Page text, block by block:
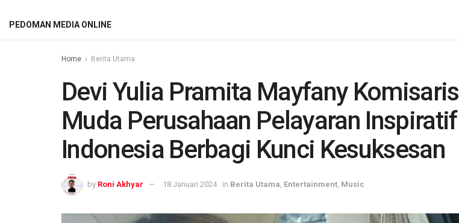
PEDOMAN MEDIA ONLINE
Home Berita Utama
Devi Yulia Pramita Mayfany Komisaris
Muda Perusahaan Pelayaran Inspiratif
Indonesia Berbagi Kunci Kesuksesan
by Roni Akhyar 18 Januari 2024 in Berita Utama Entertainment Music